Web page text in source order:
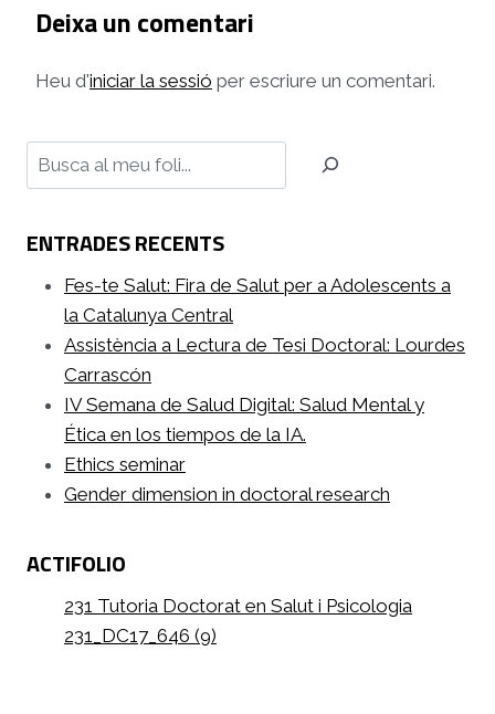
Deixa un comentari
Heu d'iniciar la sessió per escriure un comentari.
Cerca
ENTRADES RECENTS
Fes-te Salut: Fira de Salut per a Adolescents a
la Catalunya Central
Assistència a Lectura de Tesi Doctoral: Lourdes
Carrascón
IV Semana de Salud Digital: Salud Mental y
Ética en los tiempos de la IA.
Ethics seminar
Gender dimension in doctoral research
ACTIFOLIO
231 Tutoria Doctorat en Salut i Psicologia
231_DC17_646 (9)